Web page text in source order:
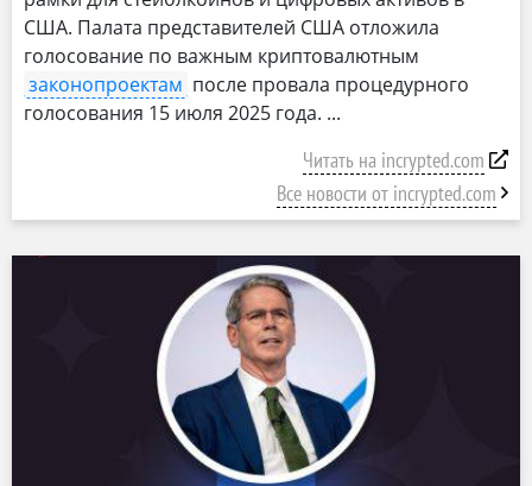
США. Палата представителей США отложила
голосование по важным криптовалютным
законопроектам после провала процедурного
голосования 15 июля 2025 года.
Читать на incrypted.com
Все новости от incrypted.com